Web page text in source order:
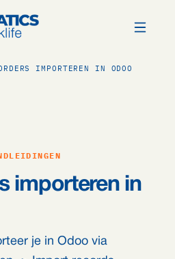
IMPORTEREN IN ODOO
importeren in
je in Odoo via